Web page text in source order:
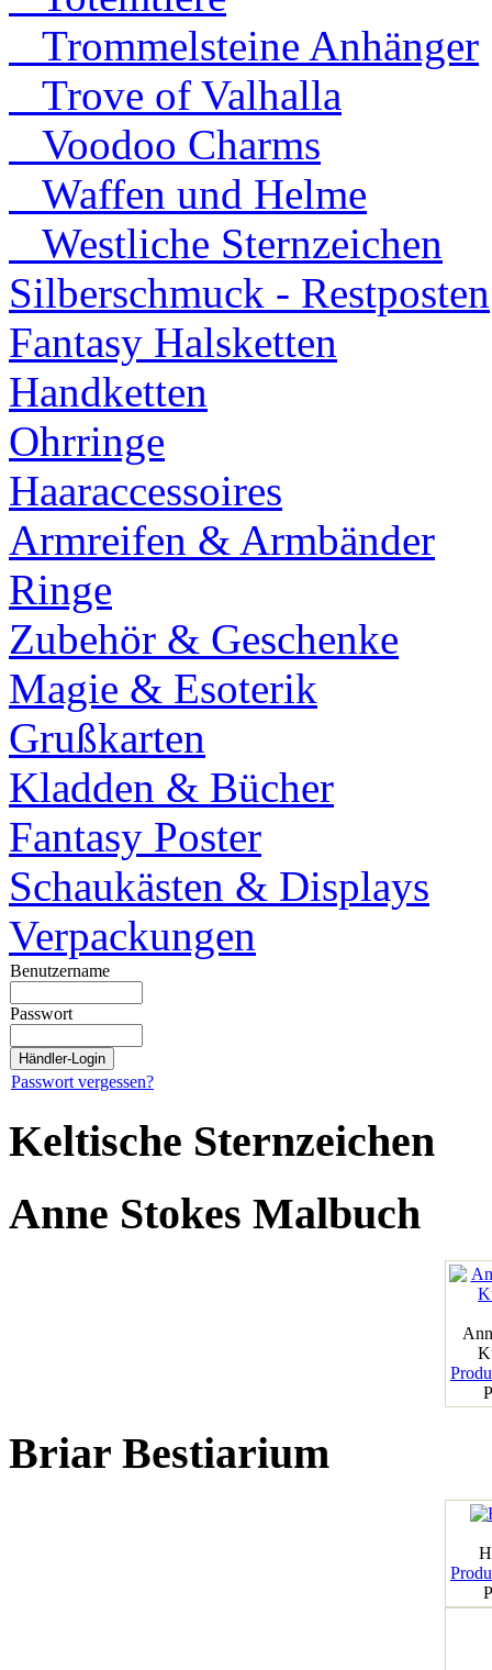
Trommelsteine Anhänger
Trove of Valhalla
Voodoo Charms
Waffen und Helme
Westliche Sternzeichen
Silberschmuck - Restposten
Fantasy Halsketten
Handketten
Ohrringe
Haaraccessoires
Armreifen & Armbänder
Ringe
Zubehör & Geschenke
Magie & Esoterik
Grußkarten
Kladden & Bücher
Fantasy Poster
Schaukästen & Displays
Verpackungen
Benutzername
Passwort
Passwort vergessen?
Keltische Sternzeichen
Anne Stokes Malbuch
Briar Bestiarium